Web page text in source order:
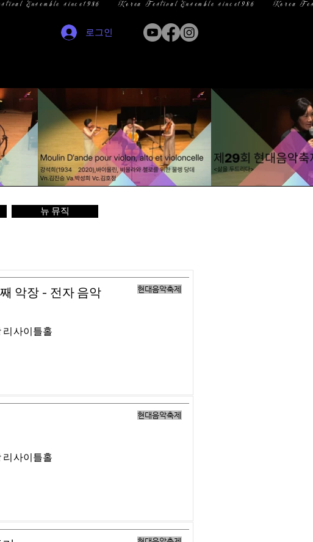
로그인
뉴 뮤직
현대음악축제
악장 - 전자 음악
리사이틀홀
현대음악축제
리사이틀홀